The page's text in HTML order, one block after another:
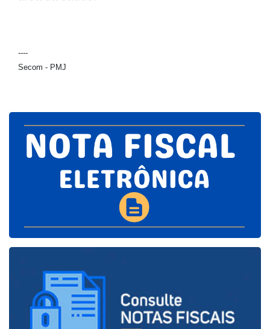
----
Secom - PMJ